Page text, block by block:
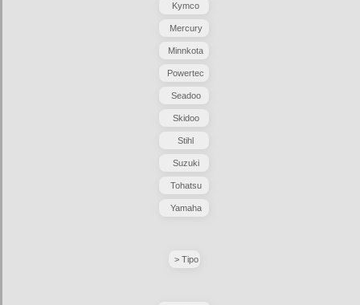
Kymco
Mercury
Minnkota
Powertec
Seadoo
Skidoo
Stihl
Suzuki
Tohatsu
Yamaha
> Tipo